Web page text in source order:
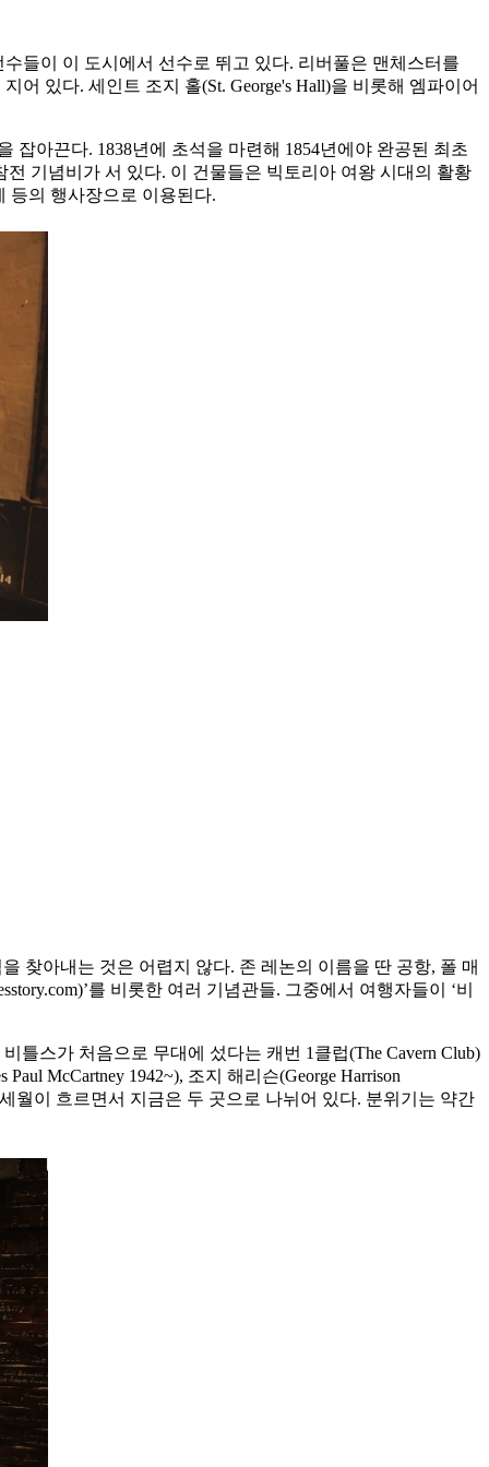
들이 이 도시에서 선수로 뛰고 있다. 리버풀은 맨체스터를
어 있다. 세인트 조지 홀(St. George's Hall)을 비롯해 엠파이어
잡아끈다. 1838년에 초석을 마련해 1854년에야 완공된 최초
기념비가 서 있다. 이 건물들은 빅토리아 여왕 시대의 활황
등의 행사장으로 이용된다.
찾아내는 것은 어렵지 않다. 존 레논의 이름을 딴 공항, 폴 매
를 비롯한 여러 기념관들. 그중에서 여행자들이 ‘비
스가 처음으로 무대에 섰다는 캐번 1클럽(The Cavern Club)
McCartney 1942~), 조지 해리슨(George Harrison
월이 흐르면서 지금은 두 곳으로 나뉘어 있다. 분위기는 약간